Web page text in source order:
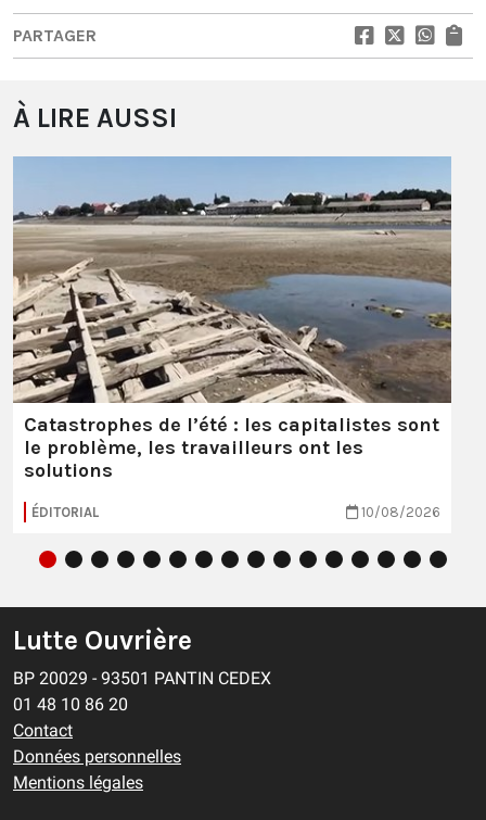
PARTAGER
À LIRE AUSSI
Catastrophes de l’été : les capitalistes sont
le problème, les travailleurs ont les
solutions
ÉDITORIAL 10/08/2026
Lutte Ouvrière
BP 20029 - 93501 PANTIN CEDEX
01 48 10 86 20
Contact
Données personnelles
Mentions légales